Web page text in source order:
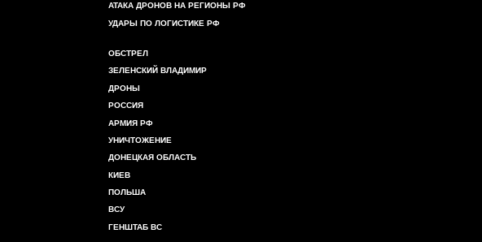
АТАКА ДРОНОВ НА РЕГИОНЫ РФ
УДАРЫ ПО ЛОГИСТИКЕ РФ
ОБСТРЕЛ
ЗЕЛЕНСКИЙ ВЛАДИМИР
ДРОНЫ
РОССИЯ
АРМИЯ РФ
УНИЧТОЖЕНИЕ
ДОНЕЦКАЯ ОБЛАСТЬ
КИЕВ
ПОЛЬША
ВСУ
ГЕНШТАБ ВС